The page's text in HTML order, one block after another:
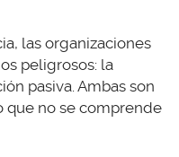
las organizaciones
peligrosos: la
pasiva. Ambas son
que no se comprende